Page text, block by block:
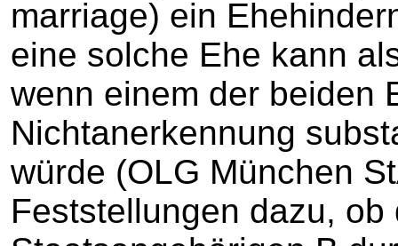
marriage) ein
eine solche Ehe kann
wenn einem der beiden
Nichtanerkennung
würde (OLG München
Feststellungen dazu,